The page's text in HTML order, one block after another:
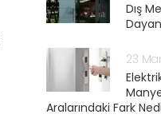
Dış
23
Aralarındaki Fark